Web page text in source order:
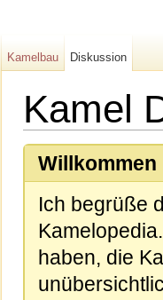
Kamel
Willkommen
Ich begrüße
haben, die
Kamelbau Diskussion